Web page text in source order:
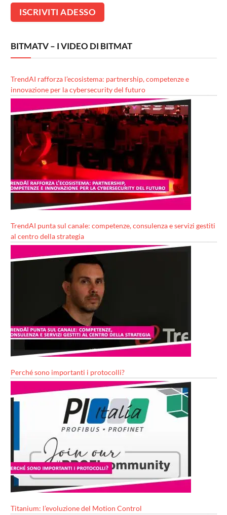
BITMATV – I VIDEO DI BITMAT
TrendAI rafforza l’ecosistema: partnership, competenze e
innovazione per la cybersecurity del futuro
TrendAI punta sul canale: competenze, consulenza e servizi gestiti
al centro della strategia
Perché sono importanti i protocolli?
Titanium: l’evoluzione del Motion Control